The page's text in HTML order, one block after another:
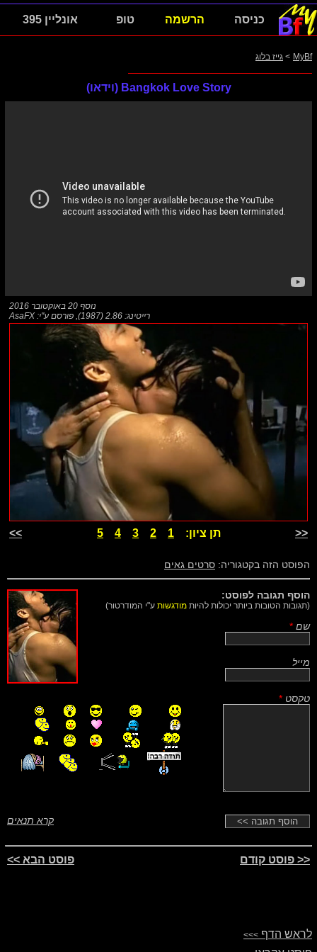
כניסה הרשמה טופ אונליין 395
MyBf
> גייז בלוג
Bangkok Love Story (וידאו)
נוסף 20 באוקטובר 2016
רייטינג: 2.86 (1987)
פורסם ע"י: AsaFX
<< תן ציון: 1
2
3
4
5
>>
הפוסט הזה בקטגוריה: סרטים גאים
הוסף תגובה לפוסט:
(תגובות הטובות ביותר יכולות להיות מודגשות ע"י המודרטור)
שם *
מייל
טקסט *
קרא תנאים
<< פוסט קודם פוסט הבא >>
לראש הדף >>>